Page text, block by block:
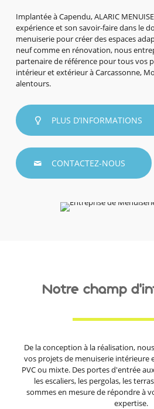
Implantée à Capendu, ALARIC
expérience et son savoir-faire dans le
menuiserie pour créer des espaces
neuf comme en rénovation, nous
partenaire de référence pour tous vos
intérieur et extérieur à Carcassonne,
alentours.
PLUS D’INFORMATIONS
CONTACTEZ-NOUS
Notre champ
De la conception à la réalisation,
vos projets de menuiserie intérieure
PVC ou mixte. Des portes d'entrée
les escaliers, les pergolas, les
sommes en mesure de répondre à
expertise.